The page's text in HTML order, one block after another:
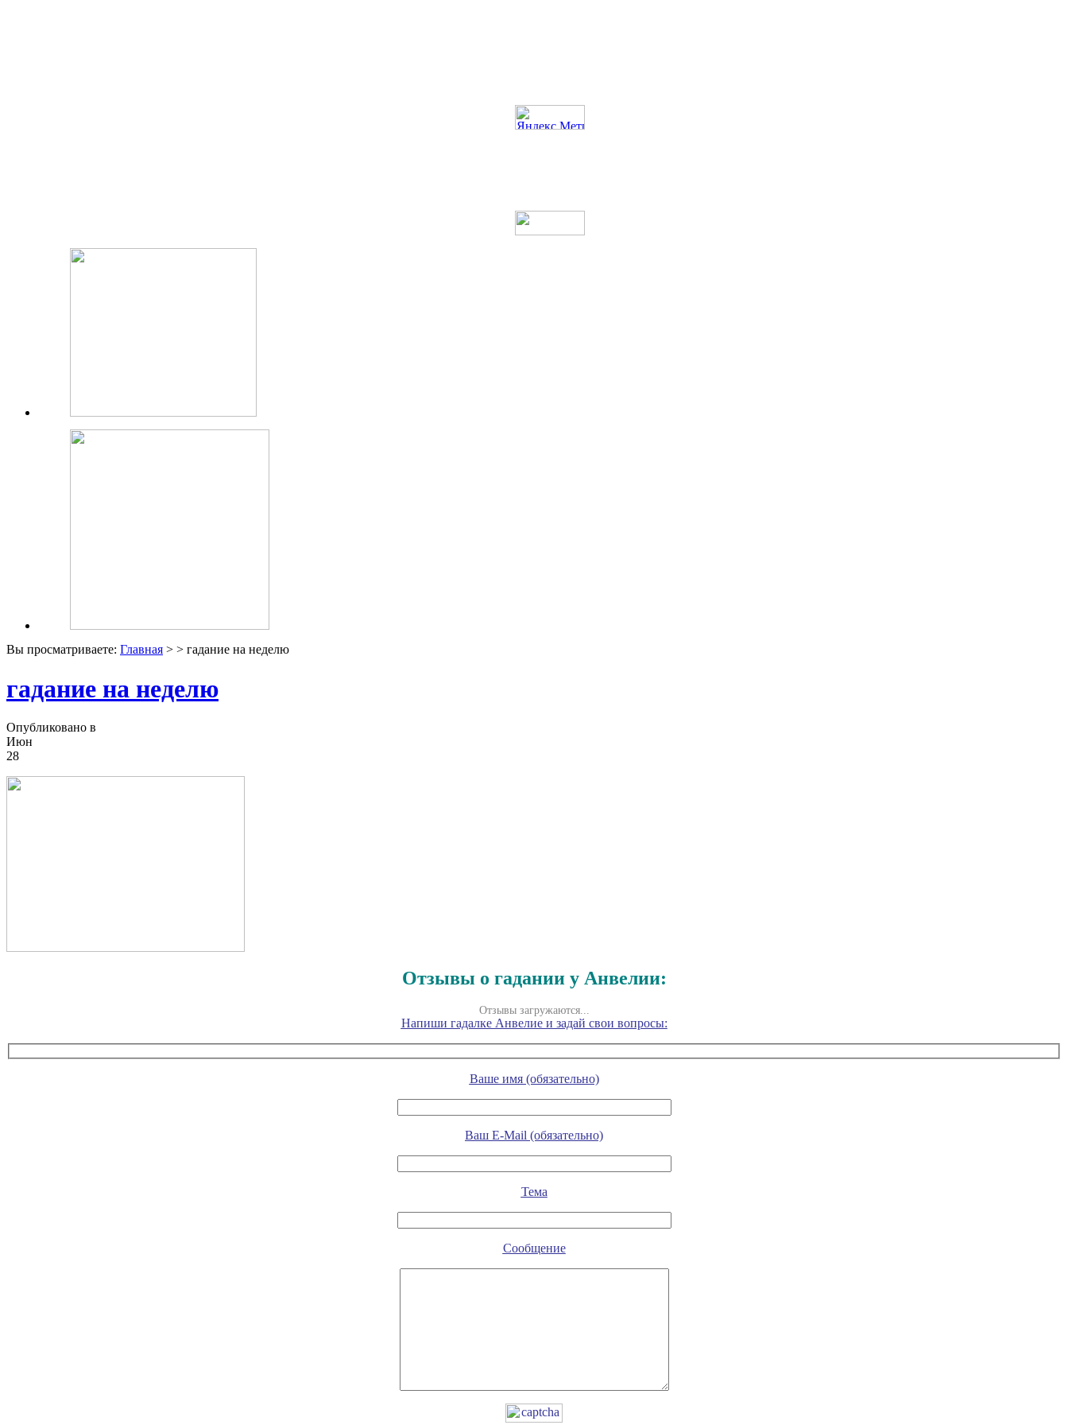
Вы просматриваете: Главная > > гадание на неделю
гадание на неделю
Опубликовано в
Июн
28
Отзывы о гадании у Анвелии:
Отзывы загружаются...
Напиши гадалке Анвелие и задай свои вопросы:
Ваше имя (обязательно)
Ваш E-Mail (обязательно)
Тема
Сообщение